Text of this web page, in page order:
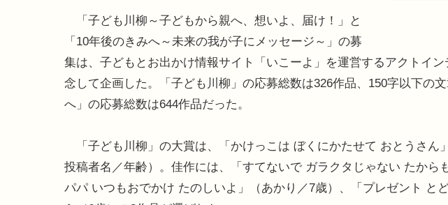
「子ども川柳～子どもから親へ、想いよ、届け！」と
「10年後のきみへ～未来の我が子にメッセージ～」の募
集は、子どもとお出かけ情報サイト「いこーよ」を運営するアクトイ
念して企画した。「子ども川柳」の応募総数は326作品、150字以下の
へ」の応募総数は644作品だった。
「子ども川柳」の大賞は、「かけっこは ぼくにかたせて おとうさん
投稿者名／年齢）。佳作には、「すてないで ガラクタじゃない たから
パパ いつもおでかけ たのしいよ」（あかり／7歳）、「プレゼント と